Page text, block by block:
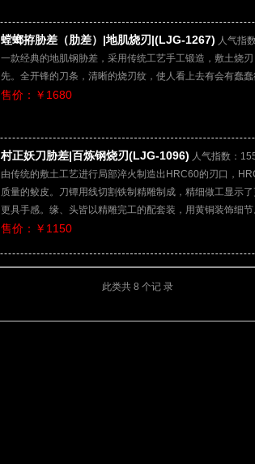
螳螂拵胁差（肋差）|地肌烧刃|(LJG-1267) 人气指
一款经典的地肌钢胁差，采用传统工艺手工锻造，敷土烧
先。全开锋的刀条，清晰的烧刃纹，使人看上去有会有蠢蠢
售价：￥1680
村正妖刀胁差|百炼钢烧刃(LJG-1096) 人气指数：
由传统的敷土工艺进行局部淬火制造出HRC60的刃口，
质量的鲛皮。刀镡用线切割铁制精雕制成，精细做工显示
更具手感。缘、头皆以精雕完工的配套装，用黄铜装饰细节
售价：￥1150
此类共 8 个记 录